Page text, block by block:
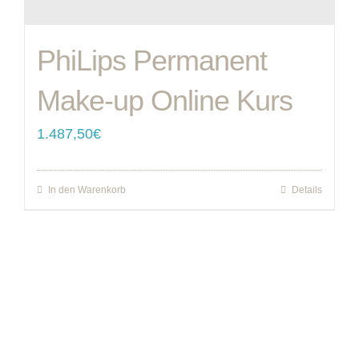
PhiLips Permanent
Make-up Online Kurs
1.487,50€
In den Warenkorb Details